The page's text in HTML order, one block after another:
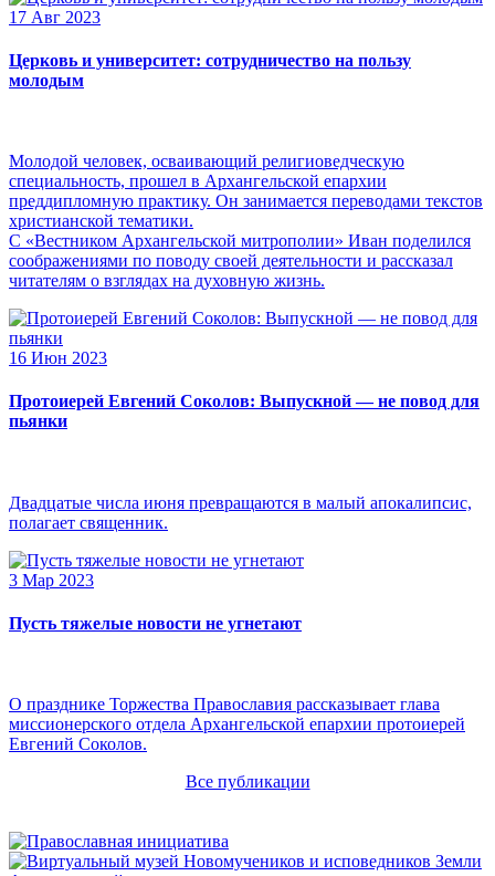
17 Авг 2023
Церковь и университет: сотрудничество на пользу
молодым
Молодой человек, осваивающий религиоведческую
специальность, прошел в Архангельской епархии
преддипломную практику. Он занимается переводами текстов
христианской тематики.
С «Вестником Архангельской митрополии» Иван поделился
соображениями по поводу своей деятельности и рассказал
читателям о взглядах на духовную жизнь.
16 Июн 2023
Протоиерей Евгений Соколов: Выпускной — не повод для
пьянки
Двадцатые числа июня превращаются в малый апокалипсис,
полагает священник.
3 Мар 2023
Пусть тяжелые новости не угнетают
О празднике Торжества Православия рассказывает глава
миссионерского отдела Архангельской епархии протоиерей
Евгений Соколов.
Все публикации